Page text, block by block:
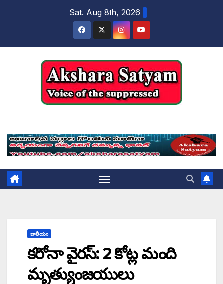
Sat. Aug 8th, 2026
జాతీయం
కరోనా వైరస్: 2 కోట్ల మంది
మృత్యుంజయులు